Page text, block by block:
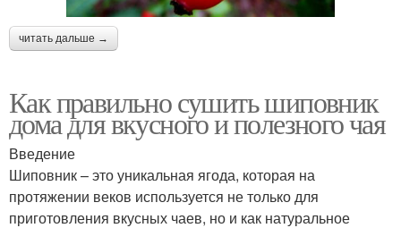
читать дальше →
Как правильно сушить шиповник
дома для вкусного и полезного чая
Введение
Шиповник – это уникальная ягода, которая на
протяжении веков используется не только для
приготовления вкусных чаев, но и как натуральное